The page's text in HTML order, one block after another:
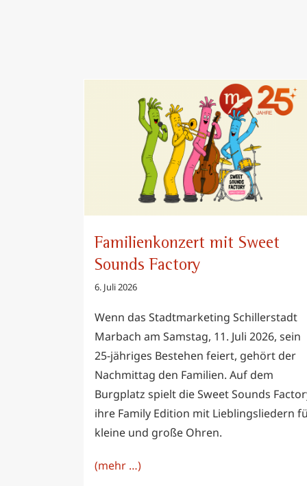
Familienkonzert mit Sweet Sounds
Factory
Familienkonzert mit Sweet
Sounds Factory
6. Juli 2026
Wenn das Stadtmarketing Schillerstadt
Marbach am Samstag, 11. Juli 2026, sein
25-jähriges Bestehen feiert, gehört der
Nachmittag den Familien. Auf dem
Burgplatz spielt die Sweet Sounds
ihre Family Edition mit Lieblingsliedern
kleine und große Ohren.
(mehr …)